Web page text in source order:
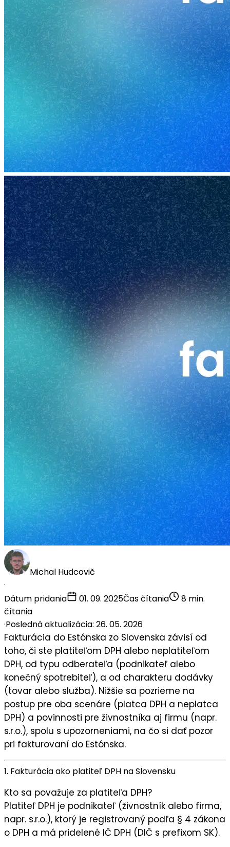
Michal Hudcovič
·
Dátum pridania
01. 09. 2025Čas čítania
8 min.
čítania
·Posledná aktualizácia: 26. 05. 2026
Fakturácia do Estónska zo Slovenska závisí od
toho, či ste platiteľom DPH alebo neplatiteľom
DPH, od typu odberateľa (podnikateľ alebo
konečný spotrebiteľ), a od charakteru dodávky
(tovar alebo služba). Nižšie sa pozrieme na
postup pre oba scenáre (platca DPH a neplatca
DPH) a povinnosti pre živnostníka aj firmu (napr.
s.r.o.), spolu s upozorneniami, na čo si dať pozor
pri fakturovaní do Estónska.
1. Fakturácia ako platiteľ DPH na Slovensku
Kto sa považuje za platiteľa DPH?
Platiteľ DPH je podnikateľ (živnostník alebo firma,
napr. s.r.o.), ktorý je registrovaný podľa § 4 zákona
o DPH a má pridelené IČ DPH (DIČ s prefixom SK).